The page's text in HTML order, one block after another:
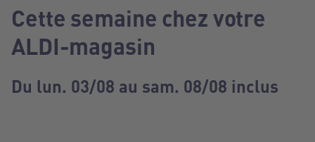
Cette semaine chez votre
ALDI-magasin
Du lun. 03/08 au sam. 08/08 inclus